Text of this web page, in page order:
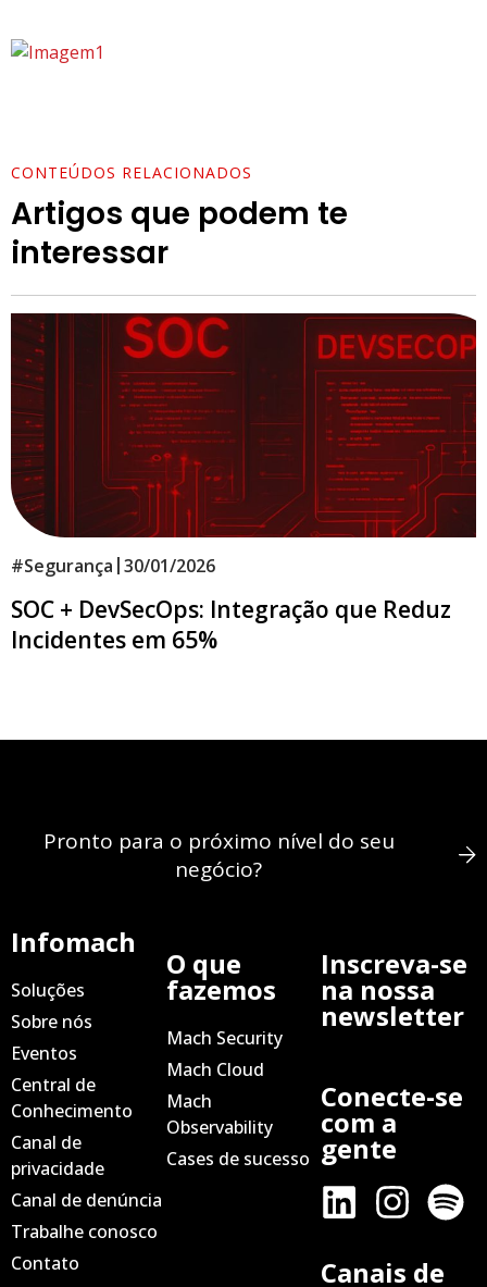
CONTEÚDOS RELACIONADOS
Artigos que podem te
interessar
#Segurança |30/01/2026
SOC + DevSecOps: Integração que Reduz
Incidentes em 65%
Pronto para o próximo nível do seu
negócio?
Infomach
Soluções
Sobre nós
Eventos
Central de
Conhecimento
Canal de
privacidade
Canal de denúncia
Trabalhe conosco
Contato
O que
fazemos
Mach Security
Mach Cloud
Mach
Observability
Cases de sucesso
Inscreva-se
na nossa
newsletter
Conecte-se
com a
gente
Canais de